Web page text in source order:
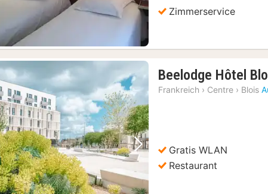
Zimmerservice
Vorheriges Bild Nächstes Bild
Beelodge Hôtel
Frankreich › Centre › Blois
Gratis WLAN
Restaurant